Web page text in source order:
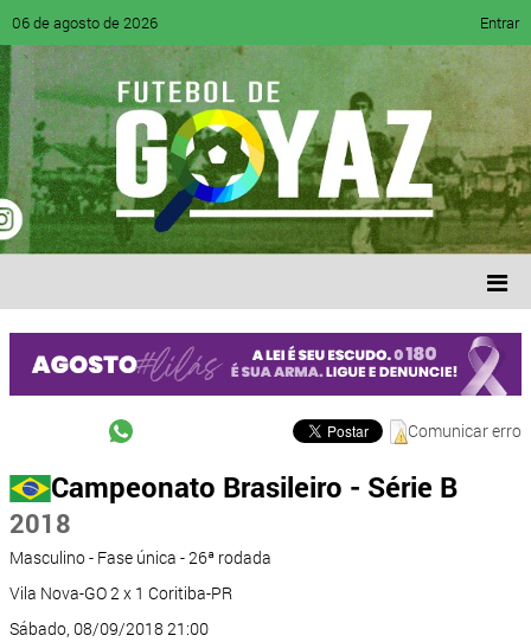
06 de agosto de 2026 Entrar
Comunicar erro
Campeonato Brasileiro - Série B
2018
Masculino - Fase única - 26ª rodada
Vila Nova-GO 2 x 1 Coritiba-PR
Sábado, 08/09/2018 21:00